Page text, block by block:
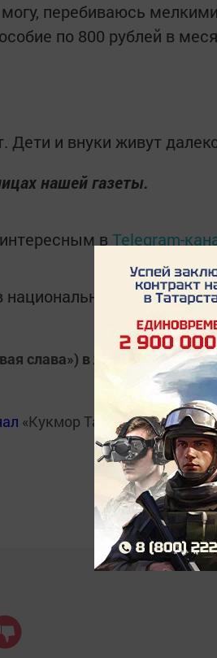
перебиваюсь
по 800 рублей в
Дети и внуки живут
нашей газеты.
в Telegram-
национальном
слава») вЯндекс.Новости
«Кукмор Татарстан»